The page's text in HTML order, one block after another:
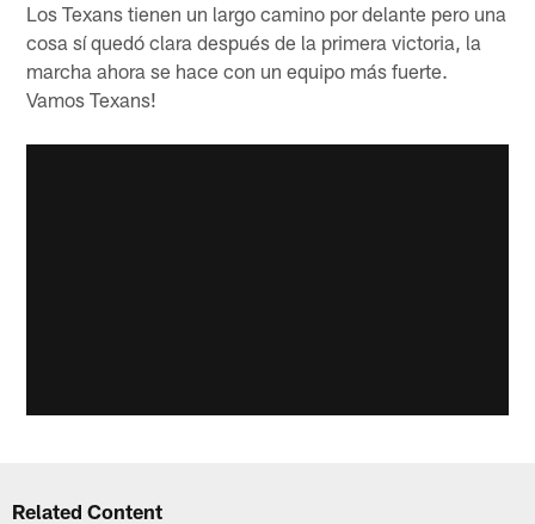
Los Texans tienen un largo camino por delante pero una
cosa sí quedó clara después de la primera victoria, la
marcha ahora se hace con un equipo más fuerte.
Vamos Texans!
Related Content